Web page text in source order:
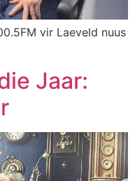
vir Laeveld nuus
Jaar: